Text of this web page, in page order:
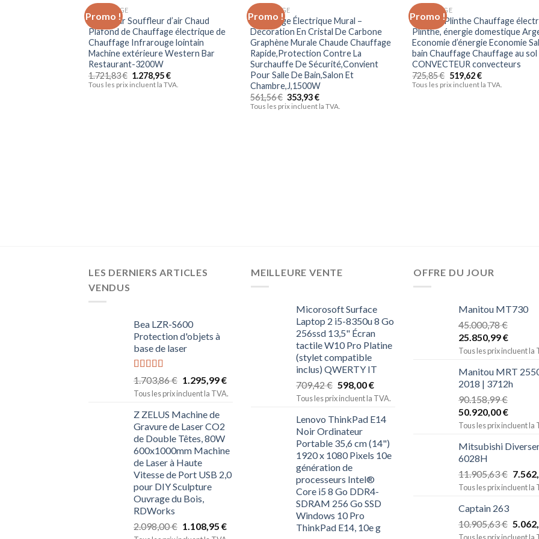
Promo !
Ajouter à la liste d’envies
CHAUFFAGE
Radiateur Souffleur d’air Chaud
Plafond de Chauffage électrique de
Chauffage Infrarouge lointain
Machine extérieure Western Bar
Restaurant-3200W
1.721,83€ 1.278,95€
Tous les prix incluent la TVA.
Promo !
Ajouter à la liste d’envies
CHAUFFAGE
Chauffage Électrique Mural –
Décoration En Cristal De Carbone
Graphène Murale Chaude Chauffage
Rapide,Protection Contre La
Surchauffe De Sécurité,Convient
Pour Salle De Bain,Salon Et
Chambre,J,1500W
561,56€ 353,93€
Tous les prix incluent la TVA.
Promo !
Ajouter à la liste
CHAUFFAGE
HYY-YY Plinthe Chauffage
Plinthe, énergie domestique
Economie d’énergie Economie
bain Chauffage Chauffage au sol
CONVECTEUR convecteurs
725,85€ 519,62€
Tous les prix incluent la TVA.
LES DERNIERS ARTICLES
VENDUS
Bea LZR-S600
Protection d'objets à
base de laser
Note5.00
1.703,86€ 1.295,99€
Tous les prix incluent la TVA.
Z ZELUS Machine de
Gravure de Laser CO2
de Double Têtes, 80W
600x1000mm Machine
de Laser à Haute
Vitesse de Port USB 2,0
pour DIY Sculpture
Ouvrage du Bois,
RDWorks
2.098,00€ 1.108,95 €
MEILLEURE VENTE
Micorosoft Surface
Laptop 2 i5-8350u 8 Go
256ssd 13,5" Écran
tactile W10 Pro Platine
(stylet compatible
inclus) QWERTY IT
709,42€ 598,00€
Tous les prix incluent la TVA.
Lenovo ThinkPad E14
Noir Ordinateur
Portable 35,6 cm (14")
1920 x 1080 Pixels 10e
génération de
processeurs Intel®
Core i5 8 Go DDR4-
SDRAM 256 Go SSD
Windows 10 Pro
ThinkPad E14, 10e g
OFFRE DU JOUR
Manitou MT730
45.000,78€
25.850,99€
Tous les prix incluent la
Manitou MRT
2018 | 3712h
90.158,99€
50.920,00€
Tous les prix incluent la
Mitsubishi
6028H
11.905,63€
Tous les prix incluent la
Captain 263
10.905,63€